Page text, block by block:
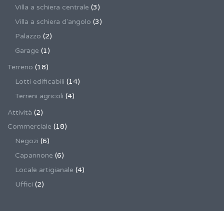
Villa a schiera centrale (3)
Villa a schiera d'angolo (3)
Palazzo (2)
Garage (1)
Terreno (18)
Lotti edificabili (14)
Terreni agricoli (4)
Attività (2)
Commerciale (18)
Negozi (6)
Capannone (6)
Locale artigianale (4)
Uffici (2)